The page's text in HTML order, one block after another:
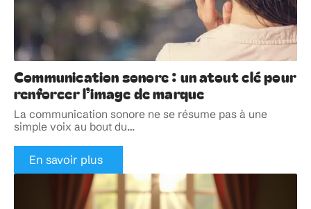
Communication sonore : un atout clé pour
renforcer l’image de marque
La communication sonore ne se résume pas à une
simple voix au bout du…
En savoir plus